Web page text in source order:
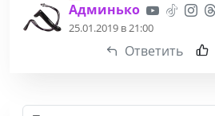
Админько
25.01.2019 в 21:00
Ответить